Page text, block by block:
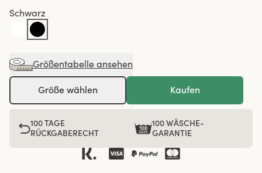
Schwarz
Größentabelle ansehen
Größe wählen Kaufen
100 TAGE
RÜCKGABERECHT
100 WÄSCHE-
GARANTIE